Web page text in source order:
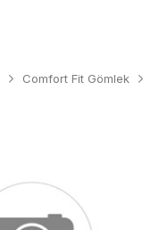
Comfort Fit Gömlek